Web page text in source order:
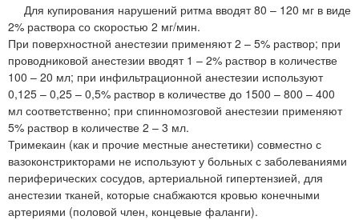
Для купирования нарушений ритма вводят 80 – 120 мг в виде
2% раствора со скоростью 2 мг/мин.
При поверхностной анестезии применяют 2 – 5% раствор; при
проводниковой анестезии вводят 1 – 2% раствор в количестве
100 – 20 мл; при инфильтрационной анестезии используют
0,125 – 0,25 – 0,5% раствор в количестве до 1500 – 800 – 400
мл соответственно; при спинномозговой анестезии применяют
5% раствор в количестве 2 – 3 мл.
Тримекаин (как и прочие местные анестетики) совместно с
вазоконстрикторами не используют у больных с заболеваниями
периферических сосудов, артериальной гипертензией, для
анестезии тканей, которые снабжаются кровью конечными
артериями (половой член, концевые фаланги).